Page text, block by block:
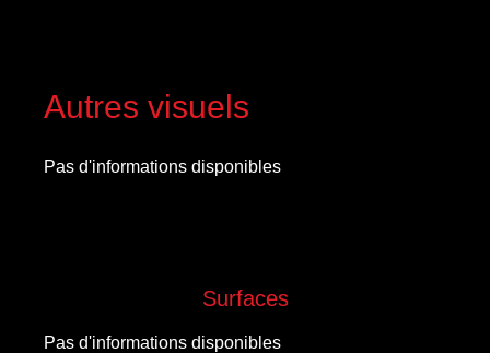
Autres visuels
Pas d'informations disponibles
Surfaces
Pas d'informations disponibles